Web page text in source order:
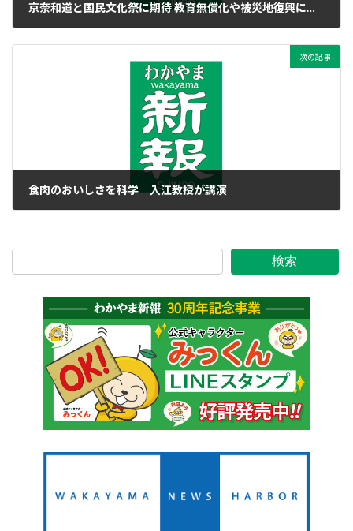
京奈和道と国民文化祭に期待 教育無償化や被災地復興に全力
次の記事
食肉のおいしさを科学 入江教授が講演
検索